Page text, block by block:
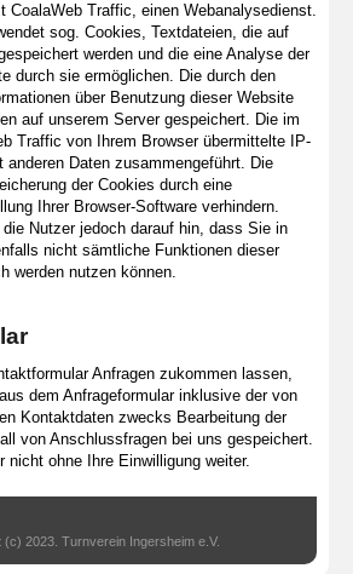
CoalaWeb Traffic, einen Webanalysedienst.
sog. Cookies, Textdateien, die auf
werden und die eine Analyse der
durch sie ermöglichen. Die durch den
über Benutzung dieser Website
auf unserem Server gespeichert. Die im
Traffic von Ihrem Browser übermittelte IP-
Daten zusammengeführt. Die
der Cookies durch eine
Ihrer Browser-Software verhindern.
Nutzer jedoch darauf hin, dass Sie in
nicht sämtliche Funktionen dieser
werden nutzen können.
Anfragen zukommen lassen,
dem Anfrageformular inklusive der von
Kontaktdaten zwecks Bearbeitung der
von Anschlussfragen bei uns gespeichert.
nicht ohne Ihre Einwilligung weiter.
(c) 2023. Turnverein Ingersheim e.V.